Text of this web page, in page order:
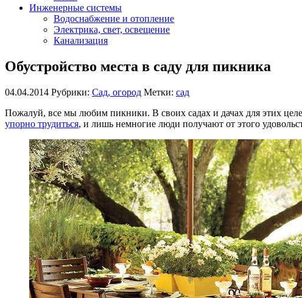
Инженерные системы
Водоснабжение и отопление
Электрика, свет, освещение
Канализация
Обустройство места в саду для пикника
04.04.2014 Рубрики: Сад, огород Метки: сад
Пожалуй, все мы любим пикники. В своих садах и дачах для этих
упорно трудиться, и лишь немногие люди получают от этого